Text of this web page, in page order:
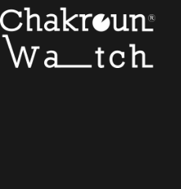
Bleu - Or Rosé
Top